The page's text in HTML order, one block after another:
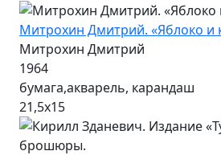
Митрохин Дмитрий. «Яблоко и
Митрохин Дмитрий
1964
бумага,акварель, карандаш
21,5х15